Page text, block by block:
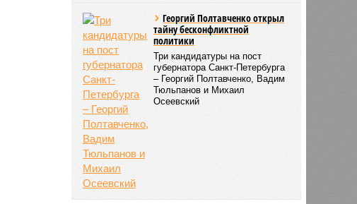
Георгий Полтавченко открыл
тайну бесконфликтной
политики
Три кандидатуры на пост
губернатора Санкт-Петербурга
– Георгий Полтавченко, Вадим
Тюльпанов и Михаил
Осеевский